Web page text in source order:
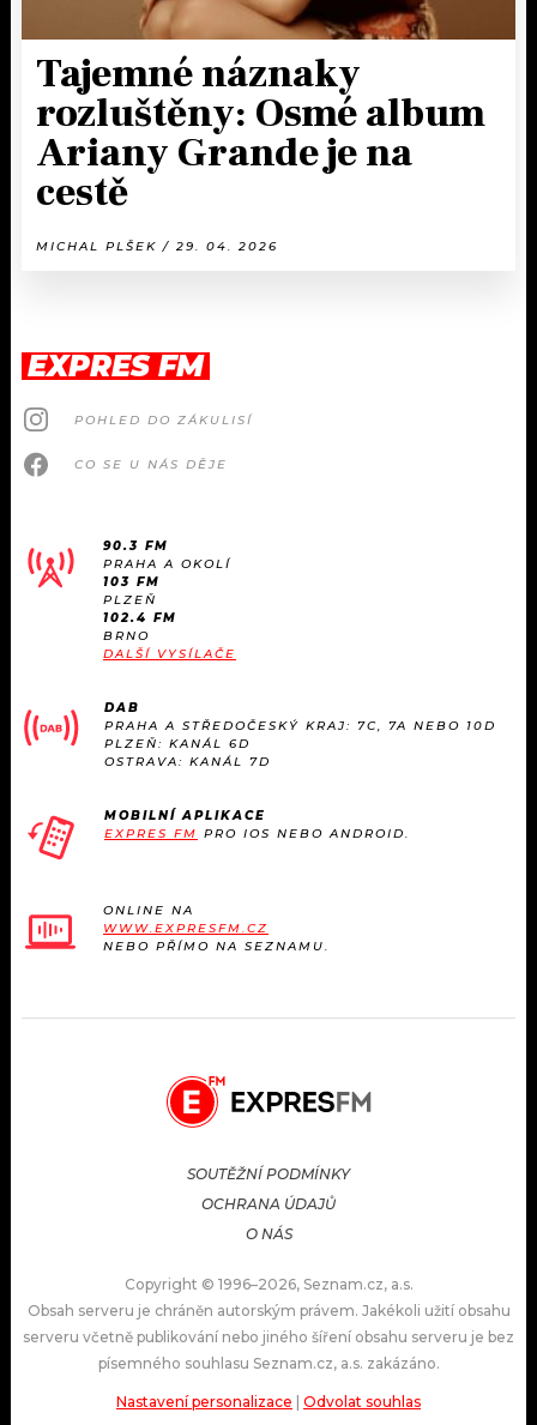
Tajemné náznaky
rozluštěny: Osmé album
Ariany Grande je na
cestě
MICHAL PLŠEK / 29. 04. 2026
EXPRES FM
POHLED DO ZÁKULISÍ
CO SE U NÁS DĚJE
90.3 FM
PRAHA A OKOLÍ
103 FM
PLZEŇ
102.4 FM
BRNO
DALŠÍ VYSÍLAČE
DAB
PRAHA A STŘEDOČESKÝ KRAJ: 7C, 7A NEBO 10D
PLZEŇ: KANÁL 6D
OSTRAVA: KANÁL 7D
MOBILNÍ APLIKACE
EXPRES FM PRO IOS NEBO ANDROID.
ONLINE NA
WWW.EXPRESFM.CZ
NEBO PŘÍMO NA SEZNAMU.
SOUTĚŽNÍ PODMÍNKY
OCHRANA ÚDAJŮ
O NÁS
Copyright © 1996–2026, Seznam.cz, a.s.
Obsah serveru je chráněn autorským právem. Jakékoli užití obsahu
serveru včetně publikování nebo jiného šíření obsahu serveru je bez
písemného souhlasu Seznam.cz, a.s. zakázáno.
Nastavení personalizace Odvolat souhlas